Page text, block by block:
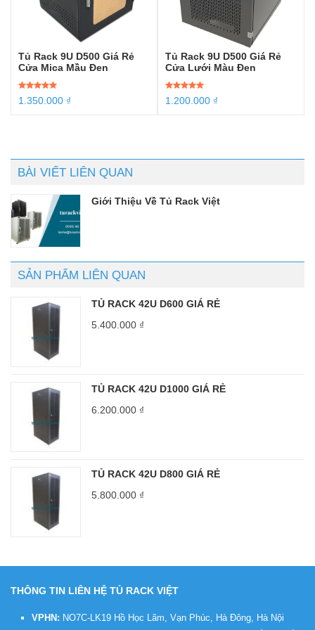
Tủ Rack 9U D500 Giá Rẻ
Cửa Mica Mầu Đen
Được xếp
1.350.000 ₫
Tủ Rack 9U D500 Giá Rẻ
Cửa Lưới Màu Đen
Được xếp
1.200.000 ₫
BÀI VIẾT LIÊN QUAN
Giới Thiệu Về Tủ Rack Việt
SẢN PHẨM LIÊN QUAN
TỦ RACK 42U D600 GIÁ RẺ
5.400.000 ₫
TỦ RACK 42U D1000 GIÁ RẺ
6.200.000 ₫
TỦ RACK 42U D800 GIÁ RẺ
5.800.000 ₫
THÔNG TIN LIÊN HỆ TỦ RACK VIỆT
VPHN: NO7C-LK19 Hồ Học Lãm, Vạn Phúc, Hà Đông, Hà Nội